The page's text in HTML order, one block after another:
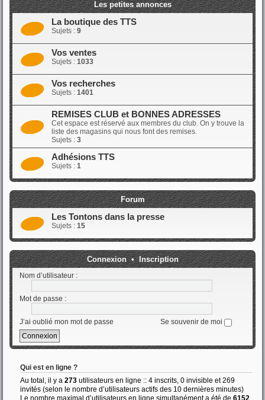
Les petites annonces
La boutique des TTS
Sujets : 9
Vos ventes
Sujets : 1033
Vos recherches
Sujets : 1401
REMISES CLUB et BONNES ADRESSES
Cet espace est réservé aux membres du club. On y trouve la
liste des magasins qui nous font des remises.
Sujets : 3
Adhésions TTS
Sujets : 1
Forum
Les Tontons dans la presse
Sujets : 15
Connexion•Inscription
Nom d’utilisateur :
Mot de passe :
J’ai oublié mon mot de passe Se souvenir de moi
Qui est en ligne ?
Au total, il y a 273 utilisateurs en ligne :: 4 inscrits, 0 invisible et 269
invités (selon le nombre d’utilisateurs actifs des 10 dernières minutes)
Le nombre maximal d’utilisateurs en ligne simultanément a été de 6152